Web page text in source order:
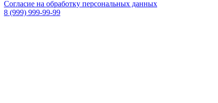
Согласие на обработку персональных данных
8 (999) 999-99-99